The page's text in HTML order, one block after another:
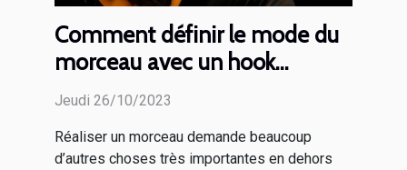
Comment définir le mode du
morceau avec un hook
efficace ?
Jeudi 26/10/2023
Réaliser un morceau demande beaucoup
d’autres choses très importantes en dehors